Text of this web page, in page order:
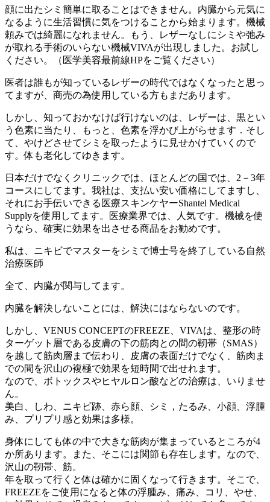
顔に出たシミ簡単に取ることはできません。内臓から元気に
なるように生活習慣に気をつけることから始まります。機械
頼みでは綺麗になれません。もう、レザーなしにシミや弛み
が取れる手術のいらない機械VIVAが出現しました。お試し
ください。（医学美容最前線HPをご覧ください）
医者は誰もが知っているレザーの時代ではなくなったと思っ
てますが、商売の為使用している方もまだあります。
しかし、知っておかなけば行けないのは、レザーは、黒とい
う色素に当たり、もっと、色素を浮かび上がらせます．そし
て、やけどさせてシミを取ったように見せかけていくので
す。体も老化してゆきます。
日本だけでなくクリニックでは、ほとんどの国では、2－3年
コースにしてます。我社は、支払い安い価格にしてますし、
それにお手伝いできる医療スキンケヤーShantel Medical
Supplyを使用してます。医療業界では、人気です。機械を使
うなら、確実に効果を出させる商品をお勧めです。
私は、ニキビでマスターをシミで博士号を終了している自然
治療医師
全て、内臓が関与してます。
内臓を解決しないことには、解決にはならないのです。
しかし、VENUS CONCEPTのFREEZE、VIVAは、整形の時
ターゲット層である皮膚の下の筋肉との間の靭帯（SMAS）
を越して筋肉層まで伝わり、皮膚の表面だけでなく、筋肉ま
での間を沢山の複極で効果を短時間で出せれます。
なので、ボトックスやヒヤルロン酸などの治療は、いりませ
ん。
美白、しわ、ニキビ跡、赤ら顔、シミ，たるみ、小顔、浮腫
み、プリプリ感と効果は多様。
身体にしても体の中で大きな筋肉が集まっているところが4
か所あります。また、そこには関節も存在します。なので、
沢山の靭帯、筋。
年を取って行くと体は確かに固くなって行きます。そこで、
FREEZEをご使用になると体の浮腫み、痛み、コリ、やせ、